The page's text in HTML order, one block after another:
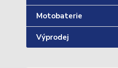
Motobaterie
Výprodej